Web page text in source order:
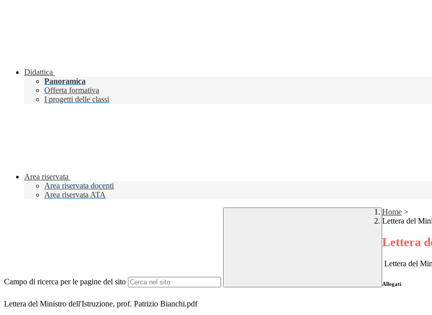
Didattica
Panoramica
Offerta formativa
I progetti delle classi
Area riservata
Area riservata docenti
Area riservata ATA
Campo di ricerca per le pagine del sito
Home >
Lettera del
Lettera
Lettera del
Allegati
Lettera del Ministro dell'Istruzione, prof. Patrizio Bianchi.pdf